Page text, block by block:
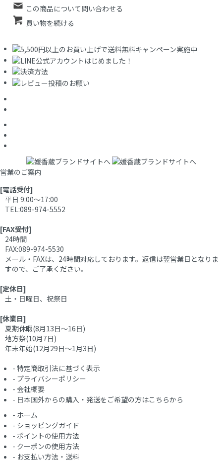
この商品について問い合わせる
買い物を続ける
営業のご案内
[電話受付]
平日 9:00～17:00
TEL:089-974-5552
[FAX受付]
24時間
FAX:089-974-5530
メール・FAXは、24時間対応しております。返信は翌営業日となりま
すので、ご了承ください。
[定休日]
土・日曜日、祝祭日
[休業日]
夏期休暇(8月13日～16日)
地方祭(10月7日)
年末年始(12月29日～1月3日)
- 特定商取引法に基づく表示
- プライバシーポリシー
- 会社概要
- 日本国外からの購入・発送をご希望の方はこちらから
- ホーム
- ショッピングガイド
- ポイントの使用方法
- クーポンの使用方法
- お支払い方法・送料